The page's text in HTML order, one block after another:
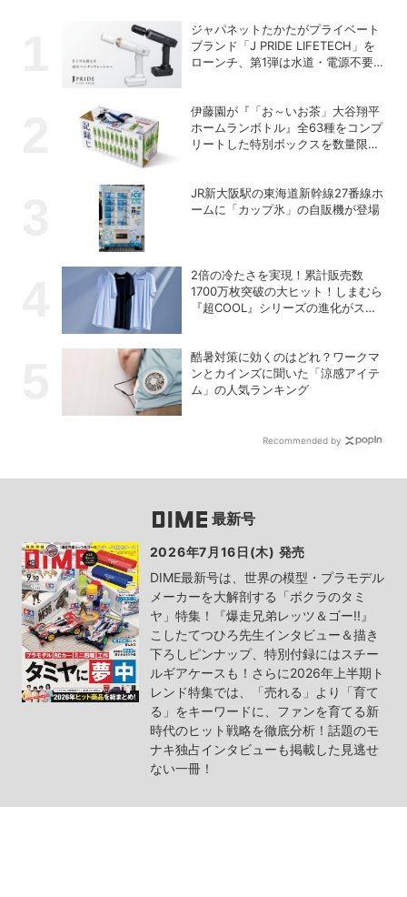
ジャパネットたかたがプライベート
ブランド「J PRIDE LIFETECH」を
ローンチ、第1弾は水道・電源不要
伊藤園が『「お～いお茶」大谷翔平
ホームランボトル』全63種をコンプ
リートした特別ボックスを数量限定
JR新大阪駅の東海道新幹線27番線ホ
ームに「カップ氷」の自販機が登場
2倍の冷たさを実現！累計販売数
1700万枚突破の大ヒット！しまむら
『超COOL』シリーズの進化がスゴ
酷暑対策に効くのはどれ？ワークマ
ンとカインズに聞いた「涼感アイテ
ム」の人気ランキング
Recommended by
最新号
2026年7月16日(木) 発売
DIME最新号は、世界の模型・プラモデル
メーカーを大解剖する「ボクラのタミ
ヤ」特集！『爆走兄弟レッツ＆ゴー!!』
こしたてつひろ先生インタビュー＆描き
下ろしピンナップ、特別付録にはスチー
ルギアケースも！さらに2026年上半期ト
レンド特集では、「売れる」より「育て
る」をキーワードに、ファンを育てる新
時代のヒット戦略を徹底分析！話題のモ
ナキ独占インタビューも掲載した見逃せ
ない一冊！